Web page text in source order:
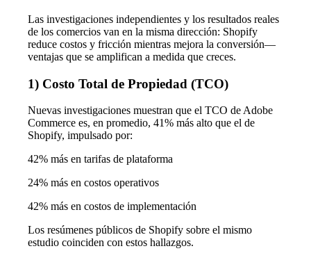
Las investigaciones independientes y los resultados reales
de los comercios van en la misma dirección: Shopify
reduce costos y fricción mientras mejora la conversión—
ventajas que se amplifican a medida que creces.
1) Costo Total de Propiedad (TCO)
Nuevas investigaciones muestran que el TCO de Adobe
Commerce es, en promedio, 41% más alto que el de
Shopify, impulsado por:
42% más en tarifas de plataforma
24% más en costos operativos
42% más en costos de implementación
Los resúmenes públicos de Shopify sobre el mismo
estudio coinciden con estos hallazgos.